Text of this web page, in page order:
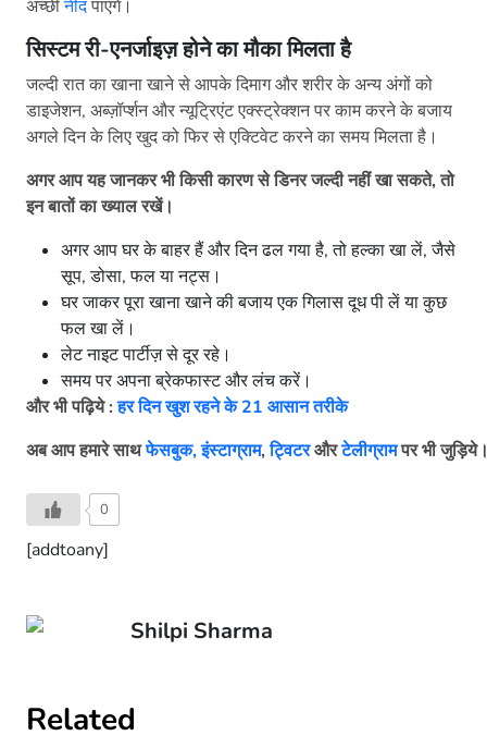
सिस्टम री-एनर्जाइज़ होने का मौका मिलता है
जल्दी रात का खाना खाने से आपके दिमाग और शरीर के अन्य अंगों को
डाइजेशन, अब्ज़ॉर्प्शन और न्यूट्रिएंट एक्स्ट्रेक्शन पर काम करने के बजाय
अगले दिन के लिए खुद को फिर से एक्टिवेट करने का समय मिलता है।
अगर आप यह जानकर भी किसी कारण से डिनर जल्दी नहीं खा सकते, तो
इन बातों का ख्याल रखें।
सूप, डोसा, फल या नट्स।
घर जाकर पूरा खाना खाने की बजाय एक गिलास दूध पी लें या कुछ
फल खा लें।
लेट नाइट पार्टीज़ से दूर रहे।
समय पर अपना ब्रेकफास्ट और लंच करें।
और भी पढ़िये : हर दिन खुश रहने के 21 आसान तरीके
अब आप हमारे साथ
फेसबुक,
[addtoany]